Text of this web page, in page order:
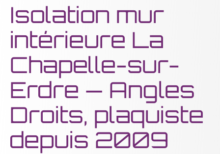
Isolation mur
intérieure La
Chapelle-sur-
Erdre — Angles
Droits, plaquiste
depuis 2009